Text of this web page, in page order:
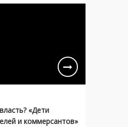
«Дети
и коммерсантов»